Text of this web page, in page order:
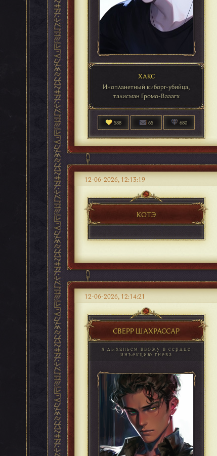
Инопланетный киборг-убийца,
талисман Громо-Вааагх
ХАКС
588 65 680
КОТЭ
12-06-2026, 12:13:19
СВЕРР ШАХРАССАР
я дыханьем ввожу в сердце
инъекцию гнева
12-06-2026, 12:14:21